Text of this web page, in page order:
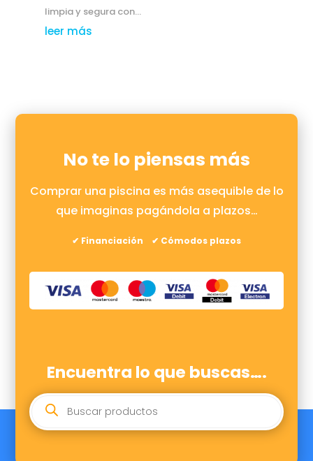
limpia y segura con...
leer más
No te lo piensas más
Comprar una piscina es más asequible de lo
que imaginas pagándola a plazos…
✔ Financiación ✔ Cómodos plazos
Encuentra lo que buscas….
BÚSQUEDA
PRODUCTOS